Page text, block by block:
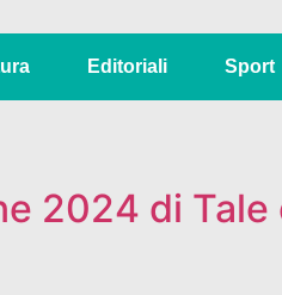
Editoriali Sport
2024 di